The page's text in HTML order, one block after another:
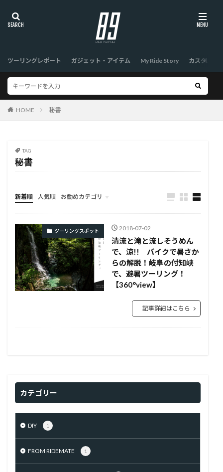
ツーリングレポート ガジェット・アイテム My Ride Story カスタム
HOME 秘書
TAG
秘書
新着順 人気順 お勧めカテゴリ
TOP
ツーリングスポット 2018-07-02
清流と滝と流しそうめん
で、涼!! バイクで暑さか
らの解脱！岐阜の付知峡
で、避暑ツーリング！
【360°view】
記事詳細はこちら
カテゴリー
DIY 1
FROM RIDEMATE 1